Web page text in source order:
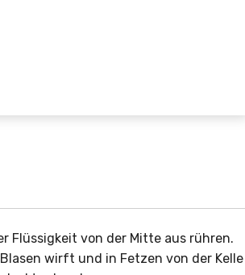
Flüssigkeit von der Mitte aus rühren.
wirft und in Fetzen von der Kelle